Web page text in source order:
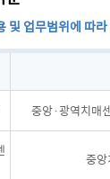
및 업무범위에 따
및 업무범위에
중앙·광역치매
중